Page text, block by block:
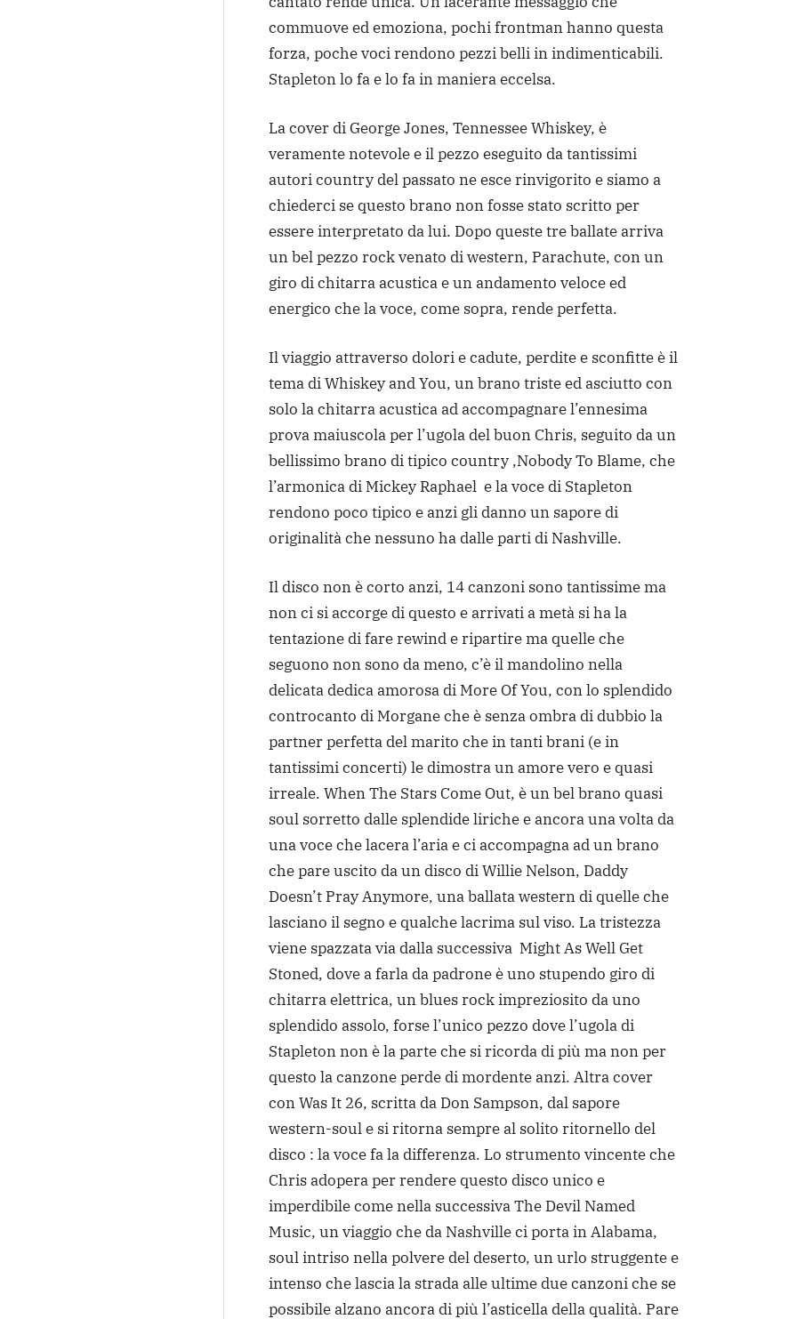
commuove ed emoziona, pochi frontman hanno questa
forza, poche voci rendono pezzi belli in indimenticabili.
Stapleton lo fa e lo fa in maniera eccelsa.
La cover di George Jones, Tennessee Whiskey, è
veramente notevole e il pezzo eseguito da tantissimi
autori country del passato ne esce rinvigorito e siamo a
chiederci se questo brano non fosse stato scritto per
essere interpretato da lui. Dopo queste tre ballate arriva
un bel pezzo rock venato di western, Parachute, con un
giro di chitarra acustica e un andamento veloce ed
energico che la voce, come sopra, rende perfetta.
Il viaggio attraverso dolori e cadute, perdite e sconfitte è il
tema di Whiskey and You, un brano triste ed asciutto con
solo la chitarra acustica ad accompagnare l’ennesima
prova maiuscola per l’ugola del buon Chris, seguito da un
bellissimo brano di tipico country ,Nobody To Blame, che
l’armonica di Mickey Raphael e la voce di Stapleton
rendono poco tipico e anzi gli danno un sapore di
originalità che nessuno ha dalle parti di Nashville.
Il disco non è corto anzi, 14 canzoni sono tantissime ma
non ci si accorge di questo e arrivati a metà si ha la
tentazione di fare rewind e ripartire ma quelle che
seguono non sono da meno, c’è il mandolino nella
delicata dedica amorosa di More Of You, con lo splendido
controcanto di Morgane che è senza ombra di dubbio la
partner perfetta del marito che in tanti brani (e in
tantissimi concerti) le dimostra un amore vero e quasi
irreale. When The Stars Come Out, è un bel brano quasi
soul sorretto dalle splendide liriche e ancora una volta da
una voce che lacera l’aria e ci accompagna ad un brano
che pare uscito da un disco di Willie Nelson, Daddy
Doesn’t Pray Anymore, una ballata western di quelle che
lasciano il segno e qualche lacrima sul viso. La tristezza
viene spazzata via dalla successiva Might As Well Get
Stoned, dove a farla da padrone è uno stupendo giro di
chitarra elettrica, un blues rock impreziosito da uno
splendido assolo, forse l’unico pezzo dove l’ugola di
Stapleton non è la parte che si ricorda di più ma non per
questo la canzone perde di mordente anzi. Altra cover
con Was It 26, scritta da Don Sampson, dal sapore
western-soul e si ritorna sempre al solito ritornello del
disco : la voce fa la differenza. Lo strumento vincente che
Chris adopera per rendere questo disco unico e
imperdibile come nella successiva The Devil Named
Music, un viaggio che da Nashville ci porta in Alabama,
soul intriso nella polvere del deserto, un urlo struggente e
intenso che lascia la strada alle ultime due canzoni che se
possibile alzano ancora di più l’asticella della qualità. Pare